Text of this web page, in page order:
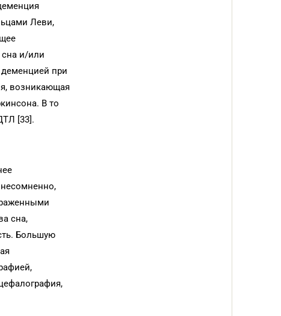
Леви,
сна и/или
при
возникающая
В то
[33].
сна,
Большую